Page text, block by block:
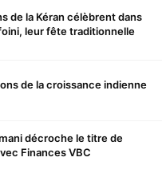
de la Kéran célèbrent dans
leur fête traditionnelle
de la croissance indienne
décroche le titre de
Finances VBC